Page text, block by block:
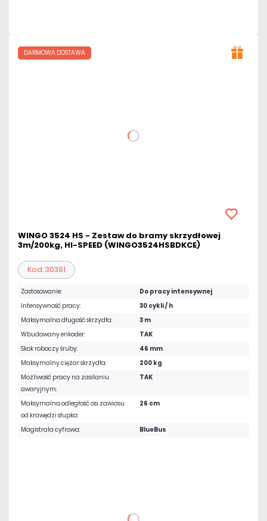
DARMOWA DOSTAWA
WINGO 3524 HS - Zestaw do bramy skrzydłowej
3m/200kg, HI-SPEED (WINGO3524HSBDKCE)
Kod: 30391
Zastosowanie:
Do pracy intensywnej
Intensywność pracy:
30 cykli / h
Maksymalna długość skrzydła:
3 m
Wbudowany enkoder:
TAK
Skok roboczy śruby:
46 mm
Maksymalny ciężar skrzydła:
200 kg
Możliwość pracy na zasilaniu
awaryjnym:
TAK
Maksymalna odległość osi zawiasu
od krawędzi słupka:
26 cm
Magistrala cyfrowa: BlueBus